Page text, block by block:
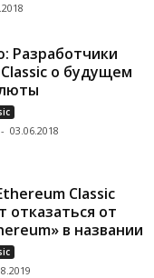
Разработчики
о будущем
- 03.06.2018
Classic
отказаться от
в названии